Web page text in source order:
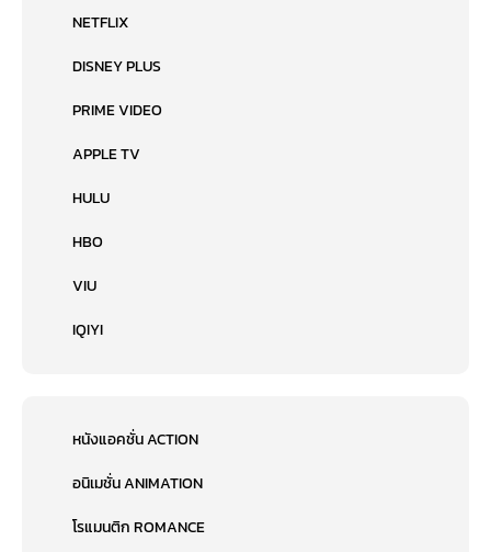
NETFLIX
DISNEY PLUS
PRIME VIDEO
APPLE TV
HULU
HBO
VIU
IQIYI
หนังแอคชั่น ACTION
อนิเมชั่น ANIMATION
โรแมนติก ROMANCE